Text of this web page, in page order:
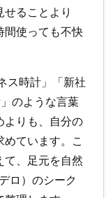
ることより
間使っても不快
ス時計」「新社
のような言葉
よりも、自分の
ています。こ
て、足元を自然
ロ）のシーク